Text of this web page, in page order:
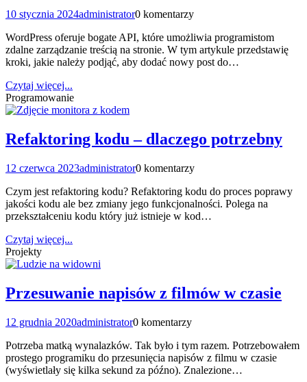
10 stycznia 2024administrator0 komentarzy
WordPress oferuje bogate API, które umożliwia programistom
zdalne zarządzanie treścią na stronie. W tym artykule przedstawię
kroki, jakie należy podjąć, aby dodać nowy post do…
Czytaj więcej...
Programowanie
Refaktoring kodu – dlaczego potrzebny
12 czerwca 2023administrator0 komentarzy
Czym jest refaktoring kodu? Refaktoring kodu do proces poprawy
jakości kodu ale bez zmiany jego funkcjonalności. Polega na
przekształceniu kodu który już istnieje w kod…
Czytaj więcej...
Projekty
Przesuwanie napisów z filmów w czasie
12 grudnia 2020administrator0 komentarzy
Potrzeba matką wynalazków. Tak było i tym razem. Potrzebowałem
prostego programiku do przesunięcia napisów z filmu w czasie
(wyświetlały się kilka sekund za późno). Znalezione…